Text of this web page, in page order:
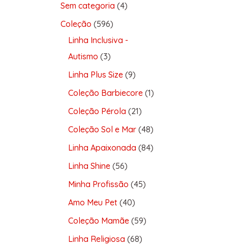
Sem categoria 4
Coleção 596
Linha Inclusiva -
Autismo 3
Linha Plus Size 9
Coleção Barbiecore 1
Coleção Pérola 21
Coleção Sol e Mar 48
Linha Apaixonada 84
Linha Shine 56
Minha Profissão 45
Amo Meu Pet 40
Coleção Mamãe 59
Linha Religiosa 68